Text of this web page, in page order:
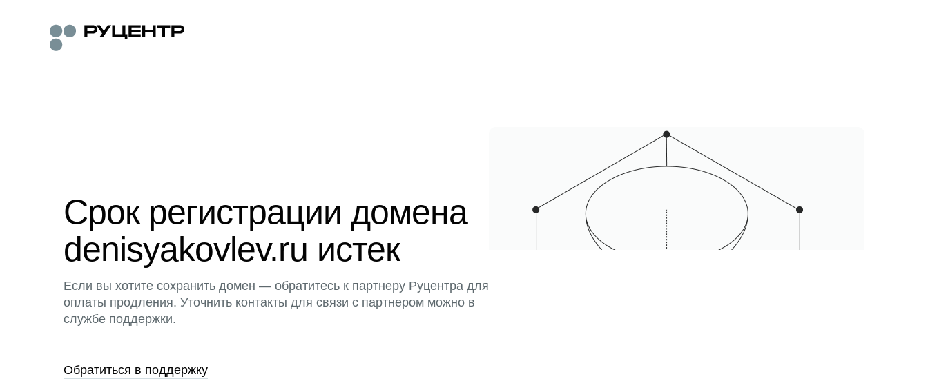
Срок регистрации домена
denisyakovlev.ru истек
Если вы хотите сохранить домен — обратитесь к партнеру Руцентра для
оплаты продления. Уточнить контакты для связи с партнером можно в
службе поддержки.
Обратиться в поддержку